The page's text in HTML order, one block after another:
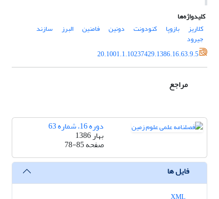
کلیدواژه‌ها
کلاریز
بازوپا کنودونت دونین فامنین البرز سازند
جیرود
20.1001.1.10237429.1386.16.63.9.5
مراجع
دوره 16، شماره 63
بهار 1386
صفحه78-85
فایل ها